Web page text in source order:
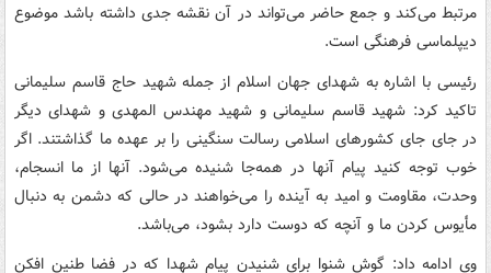
مرتبط می‌کند و جمع حاضر می‌تواند در آن نقشه جدی داشته باشد موضوع
دیپلماسی فرهنگی است.
رئیسی با اشاره به شهدای جهان اسلام از جمله شهید حاج قاسم سلیمانی
تاکید کرد: شهید قاسم سلیمانی و شهید مهندس المهدی و شهدای دیگر
در جای جای کشورهای اسلامی رسالت سنگینی را بر عهده ما گذاشتند. اگر
خوب توجه کنید پیام آنها در همه‌جا شنیده می‌شود. آنها از ما انسجام،
وحدت، مقاومت و امید به آینده را می‌خواهند در حالی که دشمن به دنبال
مأیوس کردن ما و آنچه که دوست دارد بشود، می‌باشد.
وی ادامه داد: گوش شنوا برای شنیدن پیام شهدا که در فضا طنین افکن